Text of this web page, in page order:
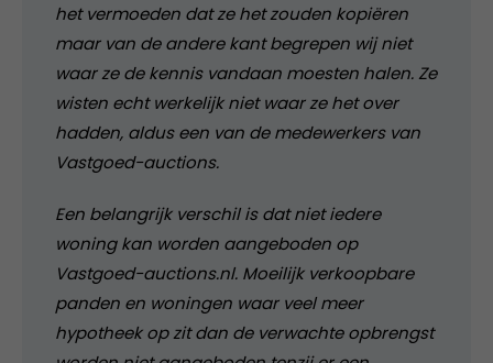
het vermoeden dat ze het zouden kopiëren
maar van de andere kant begrepen wij niet
waar ze de kennis vandaan moesten halen. Ze
wisten echt werkelijk niet waar ze het over
hadden, aldus een van de medewerkers van
Vastgoed-auctions.
Een belangrijk verschil is dat niet iedere
woning kan worden aangeboden op
Vastgoed-auctions.nl. Moeilijk verkoopbare
panden en woningen waar veel meer
hypotheek op zit dan de verwachte opbrengst